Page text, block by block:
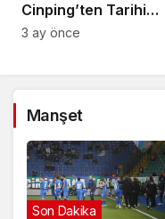
Cinping’ten Tarihi
Ortaklık Mesajı
3 ay önce
Manşet
Son Dakika